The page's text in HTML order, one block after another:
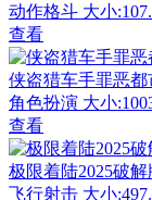
动作格斗 大小
查看
侠盗猎车手罪恶都
角色扮演 大小
查看
极限着陆2025破解
飞行射击 大小